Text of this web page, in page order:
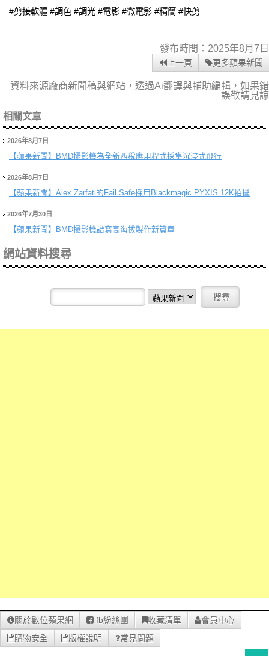
#剪接軟體 #調色 #調光 #電影 #微電影 #精簡 #快剪
發布時間：2025年8月7日
上一頁 更多蘋果新聞
資料來源廠商新聞稿與網站，透過Ai翻譯與輔助編輯，如果錯
誤敬請見諒
相關文章
2026年8月7日
【蘋果新聞】 BMD攝影機為全新西稅應用程式採集沉浸式飛行
2026年8月7日
【蘋果新聞】 Alex Zarfati的Fail Safe採用Blackmagic PYXIS 12K拍攝
2026年7月30日
【蘋果新聞】 BMD攝影機譜寫高海拔製作新篇章
網站資料搜尋
關於數位蘋果網 fb紛絲團 收藏清單
會員中心
購物安全
版權說明 常見問題